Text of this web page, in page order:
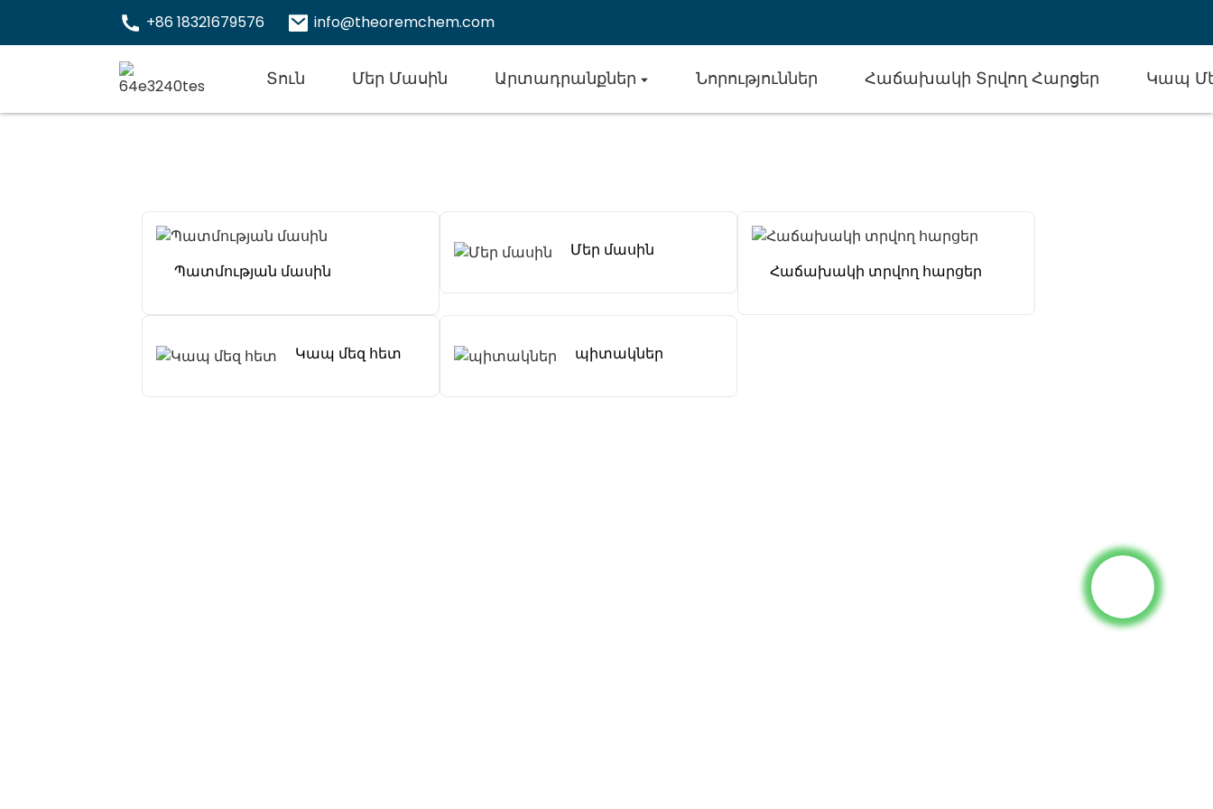
+86 18321679576 info@theoremchem.com
Տուն Մեր Մասին Արտադրանքներ Նորություններ Հաճախակի Տրվող Հարցեր Կապ
Պատմության մասին
Մեր մասին
Հաճախակի տրվող հարցեր
Կապ մեզ հետ պիտակներ